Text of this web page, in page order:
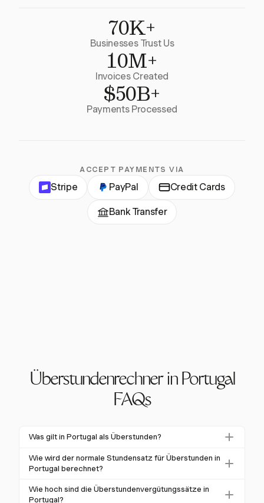
70K+
Businesses Trust Us
10M+
Invoices Created
$50B+
Payments Processed
ACCEPT PAYMENTS VIA
Stripe PayPal Credit Cards
Bank Transfer
Überstundenrechner in Portugal
FAQs
Was gilt in Portugal als Überstunden?
Überstunden in Portugal beziehen sich auf Arbeiten,
die über die standardmäßigen 8 Stunden pro Tag
sich um eine außergewöhnliche Situation handeln, die
Wie wird der normale Stundensatz für Überstunden in
Portugal berechnet?
Der normale Stundensatz wird mit der Formel
berechnet: (Bruttogehalt x 12) / (52 Wochen x
Wie hoch sind die Überstundenvergütungssätze in
Portugal?